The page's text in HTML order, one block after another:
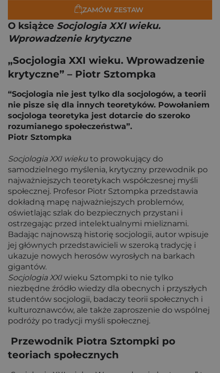
ZAMÓW ZESTAW
O książce Socjologia XXI wieku.
Wprowadzenie krytyczne
„Socjologia XXI wieku. Wprowadzenie
krytyczne” – Piotr Sztompka
“Socjologia nie jest tylko dla socjologów, a teorii
nie pisze się dla innych teoretyków. Powołaniem
socjologa teoretyka jest dotarcie do szeroko
rozumianego społeczeństwa”.
Piotr Sztompka
Socjologia XXI wieku to prowokujący do
samodzielnego myślenia, krytyczny przewodnik po
najważniejszych teoretykach współczesnej myśli
społecznej. Profesor Piotr Sztompka przedstawia
dokładną mapę najważniejszych problemów,
oświetlając szlak do bezpiecznych przystani i
ostrzegając przed intelektualnymi mieliznami.
Badając najnowszą historię socjologii, autor wpisuje
jej głównych przedstawicieli w szeroką tradycję i
ukazuje nowych herosów wyrosłych na barkach
gigantów.
Socjologia XXIwieku Sztompki to nie tylko
niezbędne źródło wiedzy dla obecnych i przyszłych
studentów socjologii, badaczy teorii społecznych i
kulturoznawców, ale także zaproszenie do wspólnej
podróży po tradycji myśli społecznej.
Przewodnik Piotra Sztompki po
teoriach społecznych